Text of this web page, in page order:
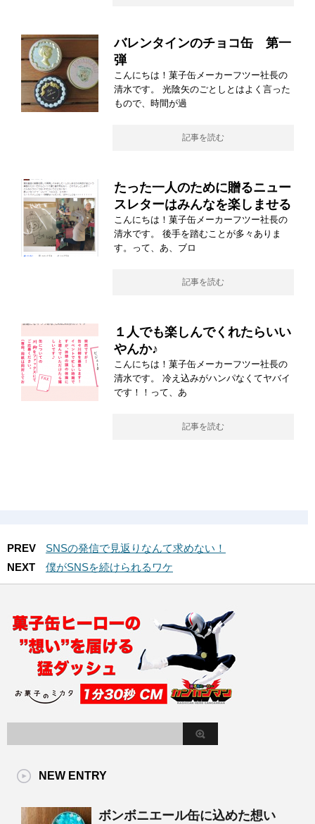
バレンタインのチョコ缶 第一
弾
こんにちは！菓子缶メーカーフツー社長の
清水です。 光陰矢のごとしとはよく言った
もので、時間が過
記事を読む
たった一人のために贈るニュー
スレターはみんなを楽しませる
こんにちは！菓子缶メーカーフツー社長の
清水です。 後手を踏むことが多々ありま
す。って、あ、ブロ
記事を読む
１人でも楽しんでくれたらいい
やんか♪
こんにちは！菓子缶メーカーフツー社長の
清水です。 冷え込みがハンパなくてヤバイ
です！！って、あ
記事を読む
PREV
SNSの発信で見返りなんて求めない！
NEXT
僕がSNSを続けられるワケ
NEW ENTRY
ボンボニエール缶に込めた想い